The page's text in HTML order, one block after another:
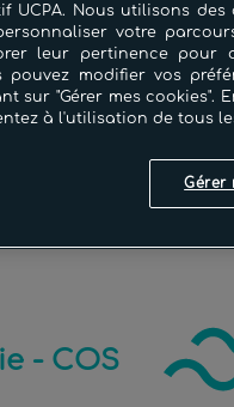
- COS
UCPA. Nous utilisons des
votre
leur pertinence pour
pouvez modifier vos
sur "Gérer mes cookies".
à l'utilisation de tous
Gérer